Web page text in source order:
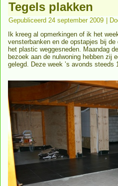
Tegels plakken
Gepubliceerd 24 september 2009
Ik kreeg al opmerkingen of ik het
vensterbanken en de opstapjes bij
het plastic weggesneden. Maandag
bezoek aan de nulwoning hebben zij
gelegd. Deze week ’s avonds